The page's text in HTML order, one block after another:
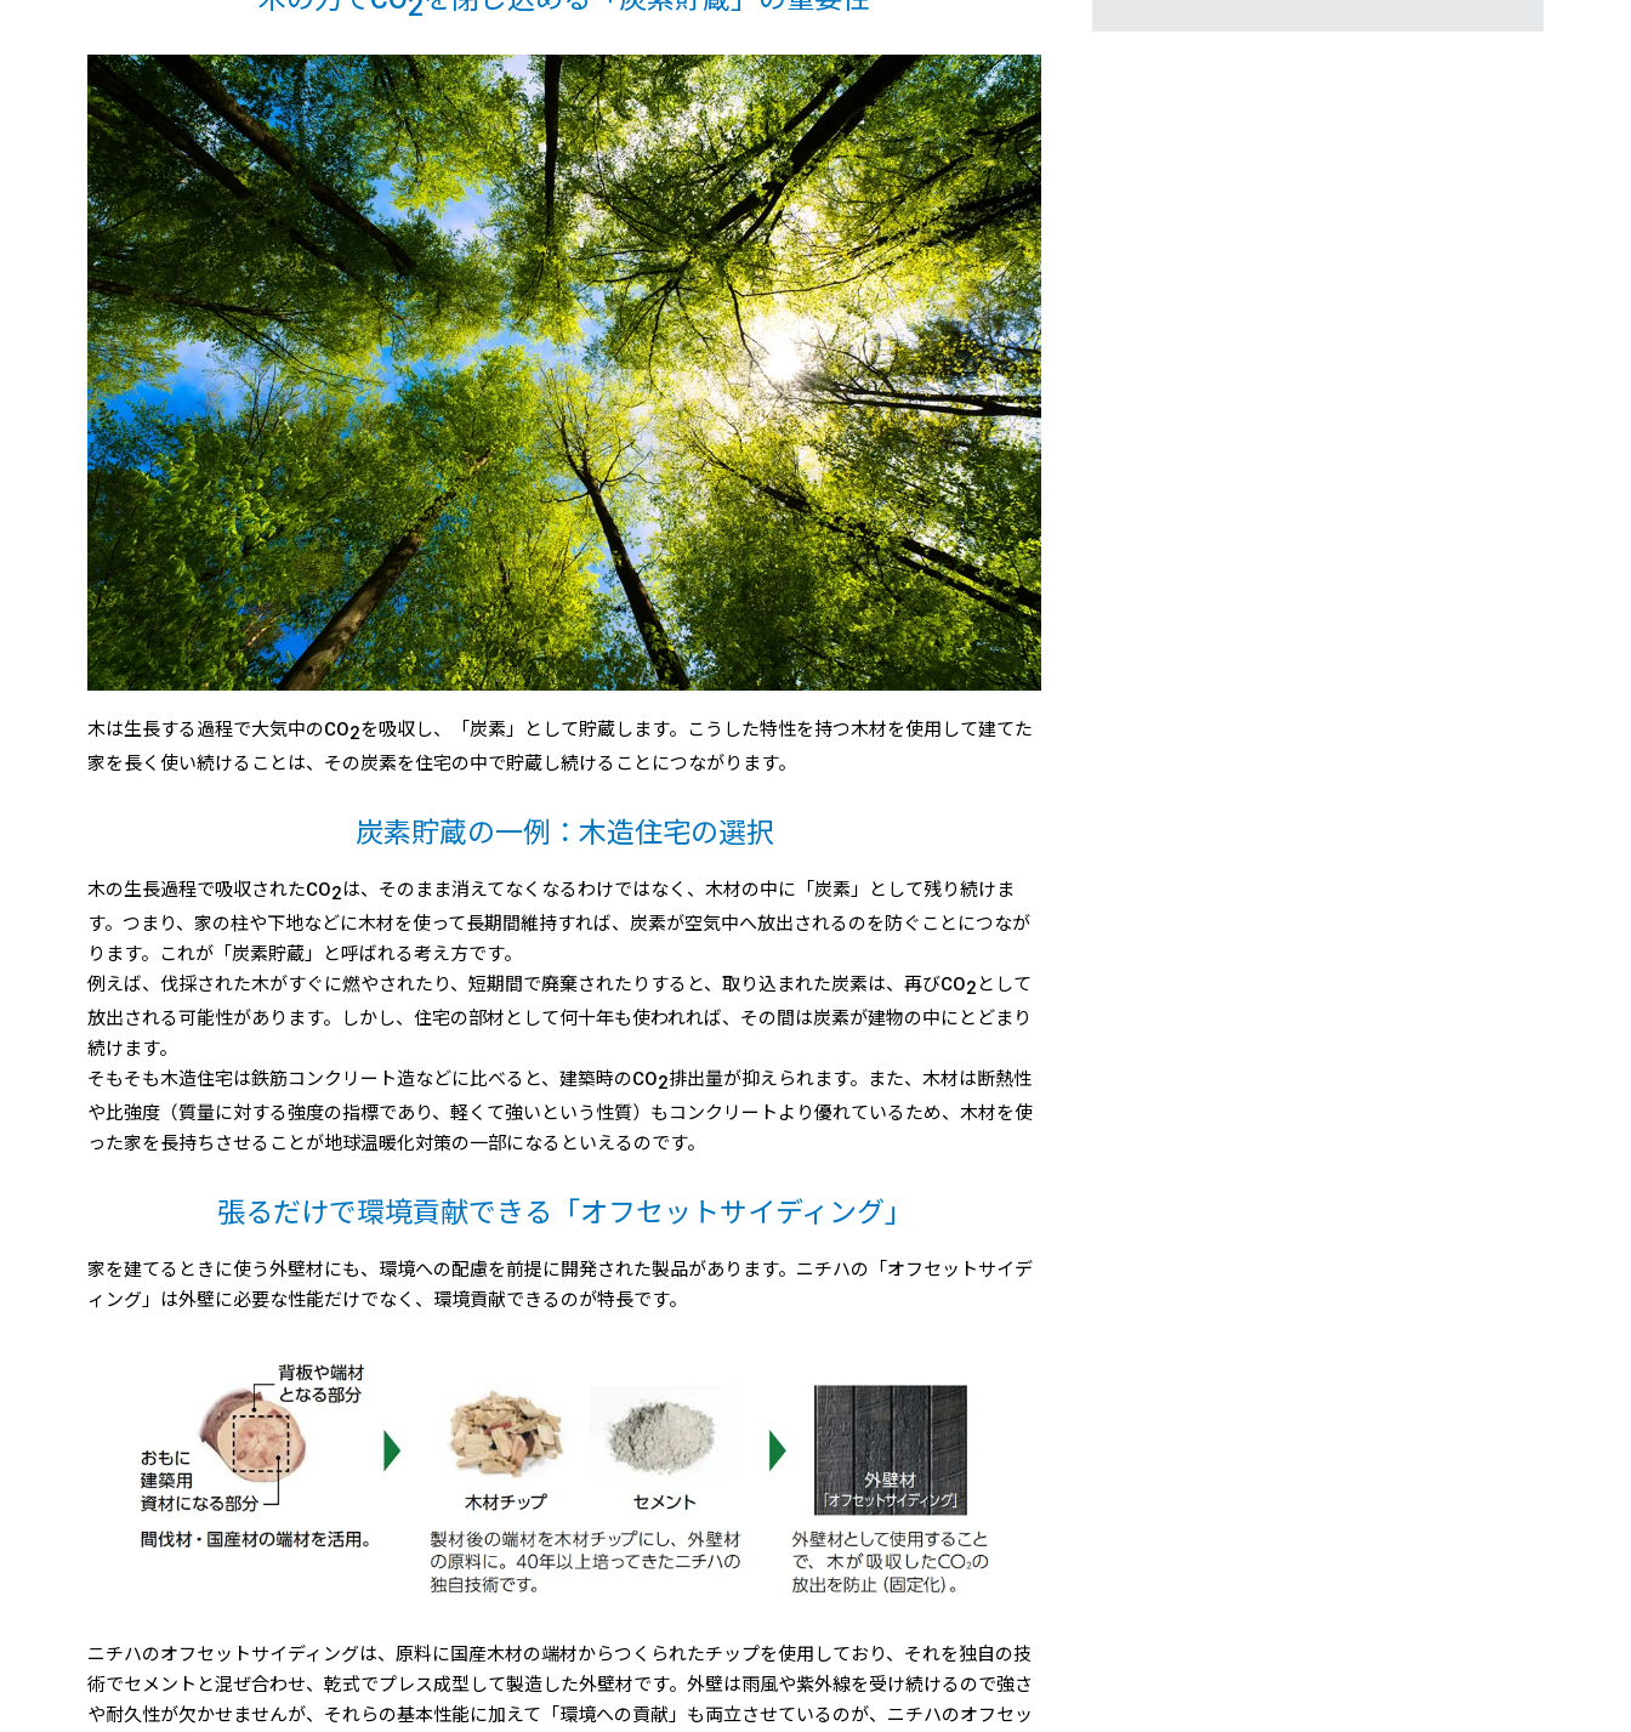
2
木は生長する過程で大気中のCO2を吸収し、「炭素」として貯蔵します。こうした特性を持つ木材を使用して建てた
家を長く使い続けることは、その炭素を住宅の中で貯蔵し続けることにつながります。
炭素貯蔵の一例：木造住宅の選択
木の生長過程で吸収されたCO2は、そのまま消えてなくなるわけではなく、木材の中に「炭素」として残り続けま
す。つまり、家の柱や下地などに木材を使って長期間維持すれば、炭素が空気中へ放出されるのを防ぐことにつなが
ります。これが「炭素貯蔵」と呼ばれる考え方です。
例えば、伐採された木がすぐに燃やされたり、短期間で廃棄されたりすると、取り込まれた炭素は、再びCO2 として
放出される可能性があります。しかし、住宅の部材として何十年も使われれば、その間は炭素が建物の中にとどまり
続けます。
そもそも木造住宅は鉄筋コンクリート造などに比べると、建築時のCO2排出量が抑えられます。また、木材は断熱性
や比強度（質量に対する強度の指標であり、軽くて強いという性質）もコンクリートより優れているため、木材を使
った家を長持ちさせることが地球温暖化対策の一部になるといえるのです。
張るだけで環境貢献できる「オフセットサイディング」
家を建てるときに使う外壁材にも、環境への配慮を前提に開発された製品があります。ニチハの「オフセットサイデ
ィング」は外壁に必要な性能だけでなく、環境貢献できるのが特長です。
ニチハのオフセットサイディングは、原料に国産木材の端材からつくられたチップを使用しており、それを独自の技
術でセメントと混ぜ合わせ、乾式でプレス成型して製造した外壁材です。外壁は雨風や紫外線を受け続けるので強さ
や耐久性が欠かせませんが、それらの基本性能に加えて「環境への貢献」も両立させているのが、ニチハのオフセッ